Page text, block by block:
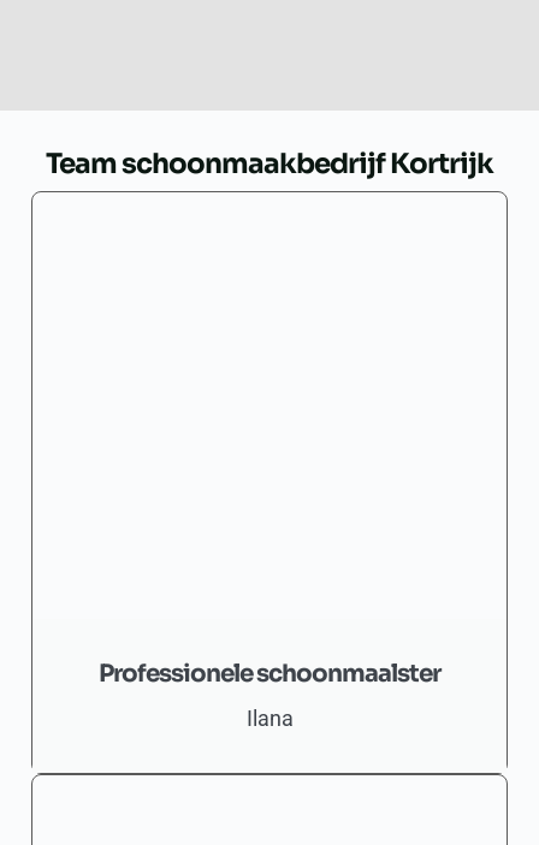
Team schoonmaakbedrijf Kortrijk
Professionele schoonmaalster
Ilana